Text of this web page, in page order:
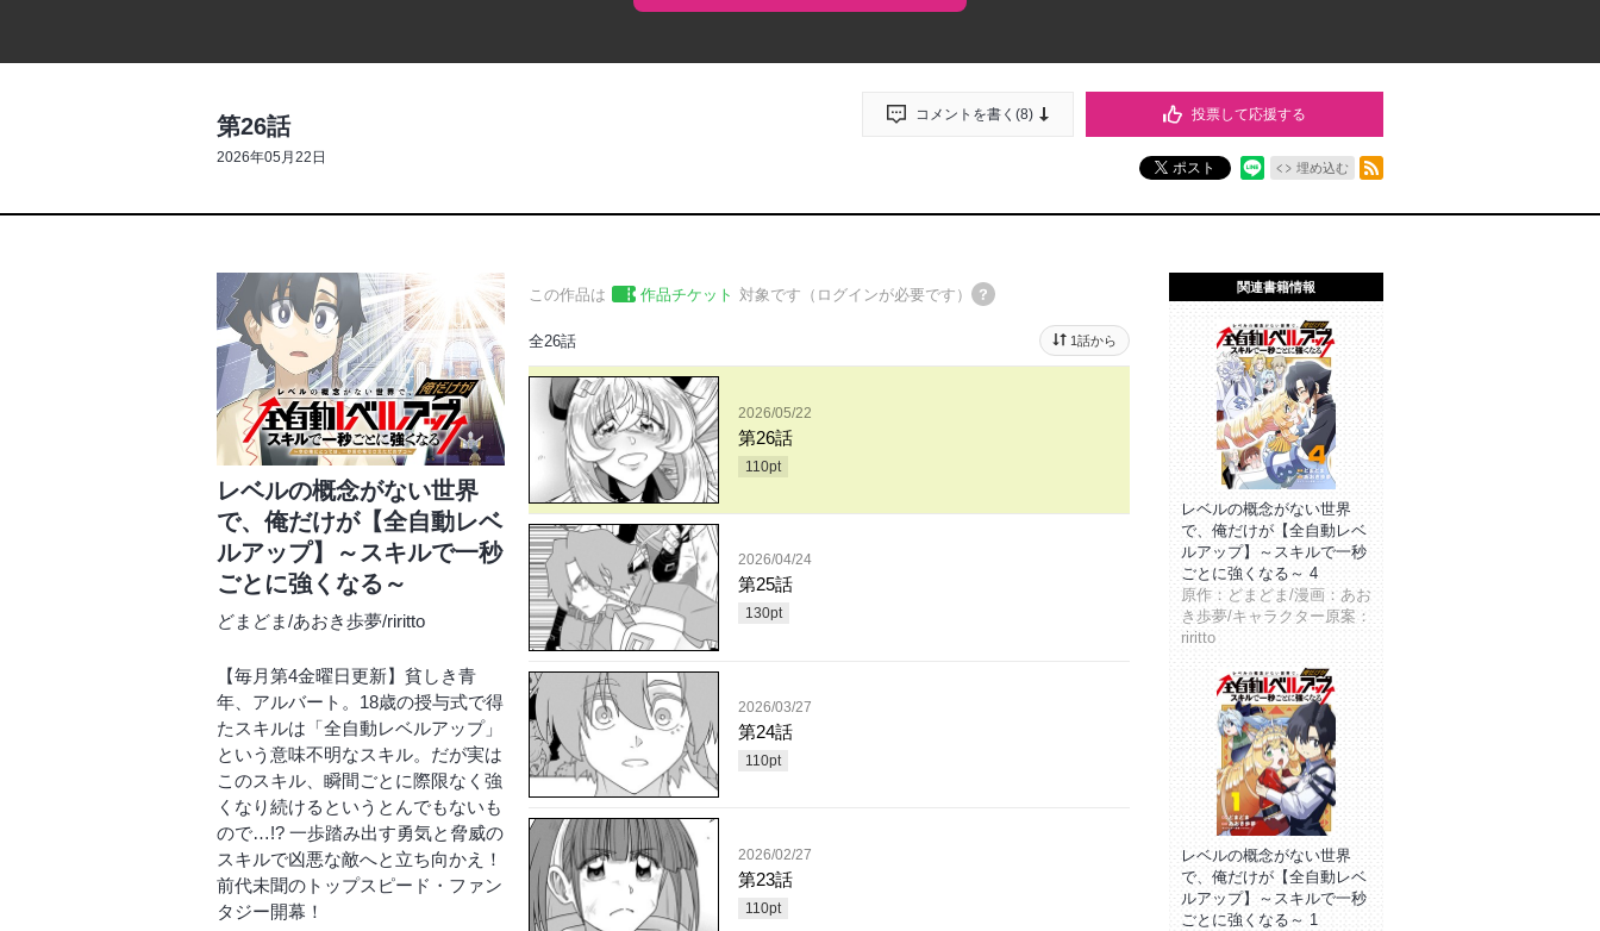
第26話
2026年05月22日
投票して応援する
コメントを書く(8)
ポスト 埋め込む
レベルの概念がない世界
で、俺だけが【全自動レベ
ルアップ】～スキルで一秒
ごとに強くなる～
どまどま/あおき歩夢/riritto
【毎月第4金曜日更新】貧しき青
年、アルバート。18歳の授与式で得
たスキルは「全自動レベルアップ」
という意味不明なスキル。だが実は
このスキル、瞬間ごとに際限なく強
くなり続けるというとんでもないも
ので…!? 一歩踏み出す勇気と脅威の
スキルで凶悪な敵へと立ち向かえ！
前代未聞のトップスピード・ファン
タジー開幕！
この作品は 作品チケット 対象です（ログインが必要です）
全26話 1話から
2026/05/22
第26話
110pt
2026/04/24
第25話
130pt
2026/03/27
第24話
110pt
2026/02/27
第23話
110pt
関連書籍情報
レベルの概念がない世界
で、俺だけが【全自動レベ
ルアップ】～スキルで一秒
ごとに強くなる～ 4
原作：どまどま/漫画：あお
き歩夢/キャラクター原案：
riritto
レベルの概念がない世界
で、俺だけが【全自動レベ
ルアップ】～スキルで一秒
ごとに強くなる～ 1